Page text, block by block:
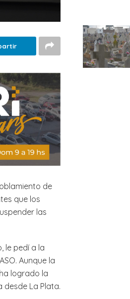
de
que los
las
le pedí a la
Aunque la
logrado la
desde La Plata.